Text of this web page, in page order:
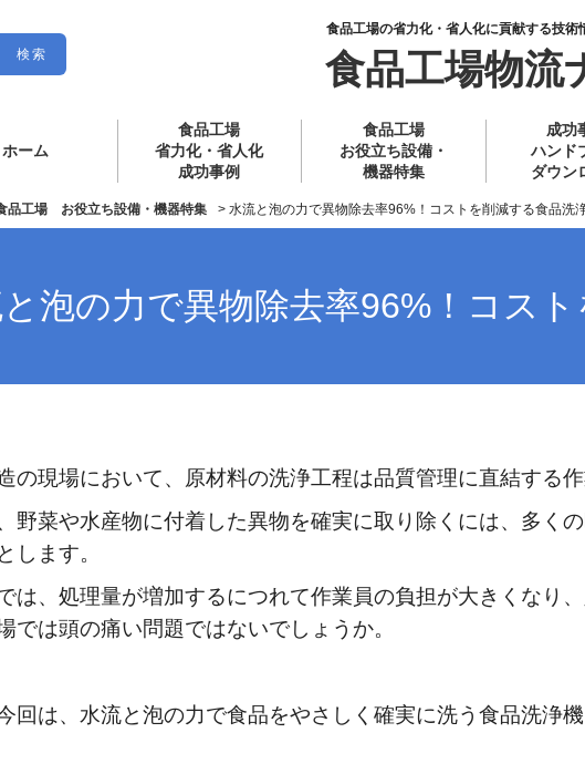
食品工場の省力化・省人化に貢献する技術
食品工場物流
ホーム
食品工場
省力化・省人化
成功事例
食品工場
お役立ち設備・
機器特集
成功
ハンド
ダウン
品工場 お役立ち設備・機器特集 > 水流と泡の力で異物除去率96%！コストを削減する食品洗
泡の力で異物除去率96%！コス
の現場において、原材料の洗浄工程は品質管理に直結する作
野菜や水産物に付着した異物を確実に取り除くには、多く
します。
は、処理量が増加するにつれて作業員の負担が大きくなり
では頭の痛い問題ではないでしょうか。
回は、水流と泡の力で食品をやさしく確実に洗う食品洗浄